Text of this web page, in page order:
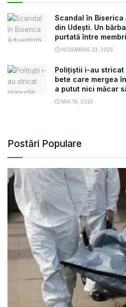
Scandal în Biserica
din Udești. Un
purtată între
NOIEMBRIE 23, 2025
Polițiștii i-au
bete care mergea
a putut nici măcar
MAI 18, 2025
Postări Populare